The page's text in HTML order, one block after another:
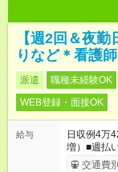
【週2回＆夜
りなど＊看護師
派遣 職種未経験OK
WEB登録・面接OK
給与
日収例4万
増）■週払
交通費